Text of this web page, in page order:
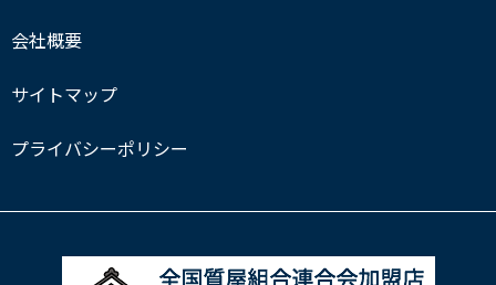
会社概要
サイトマップ
プライバシーポリシー